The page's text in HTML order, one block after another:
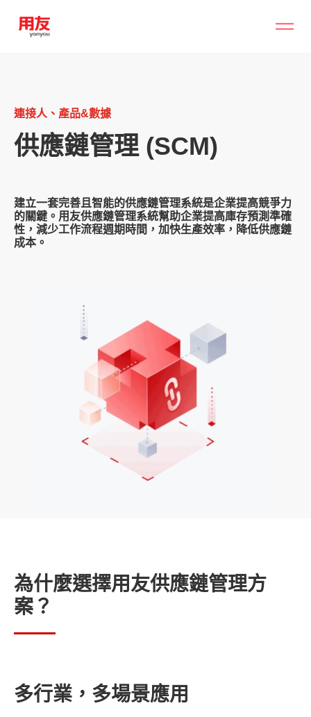
連接人、產品&數據
供應鏈管理 (SCM)
建立一套完善且智能的供應鏈管理系統是企業提高競爭力
的關鍵。用友供應鏈管理系統幫助企業提高庫存預測準確
性，減少工作流程週期時間，加快生產效率，降低供應鏈
成本。
為什麼選擇用友供應鏈管理方
案？
多行業，多場景應用